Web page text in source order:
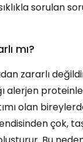
sorulan
mı?
zararlı
alerjen
olan
çok,